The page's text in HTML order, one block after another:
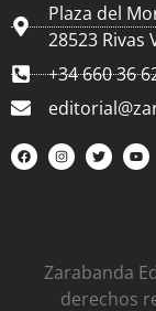
Plaza del
28523 Rivas
+34 660 36
Zarabanda
derechos